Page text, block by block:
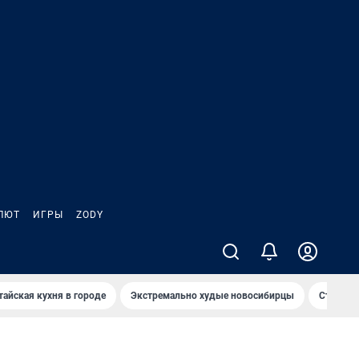
ИГРЫ ZODY
кухня в городе Экстремально худые новосибирцы Старт